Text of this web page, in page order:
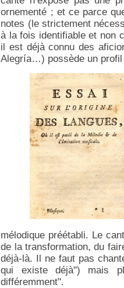
ornementé ; et ce parce
notes (le strictement
à la fois identifiable et non
il est déjà connu des
Alegría…) possède un profil
mélodique préétabli. Le
de la transformation, du
déjà-là. Il ne faut pas
qui existe déjà") mais
différemment".